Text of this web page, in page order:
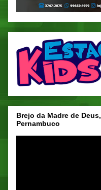
Brejo da Madre de Deus,
Pernambuco